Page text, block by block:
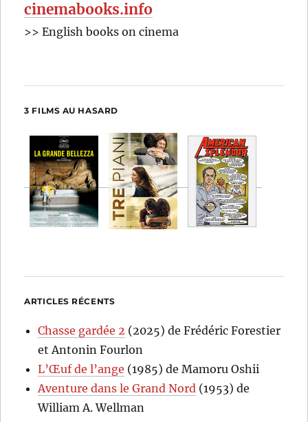
cinemabooks.info
>> English books on cinema
3 FILMS AU HASARD
ARTICLES RÉCENTS
Chasse gardée 2 (2025) de Frédéric Forestier
et Antonin Fourlon
L’Œuf de l’ange (1985) de Mamoru Oshii
Aventure dans le Grand Nord (1953) de
William A. Wellman